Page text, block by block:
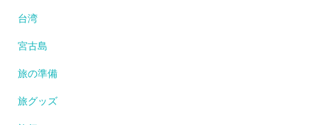
台湾
宮古島
旅の準備
旅グッズ